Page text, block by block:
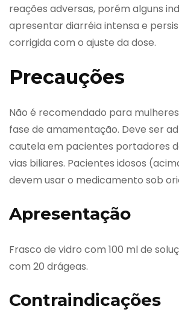
reações adversas, porém alguns
apresentar diarréia intensa e
corrigida com o ajuste da dose.
Precauções
Não é recomendado para
fase de amamentação. Deve ser
cautela em pacientes portadores
vias biliares. Pacientes idosos
devem usar o medicamento sob
Apresentação
Frasco de vidro com 100 ml de
com 20 drágeas.
Contraindicações